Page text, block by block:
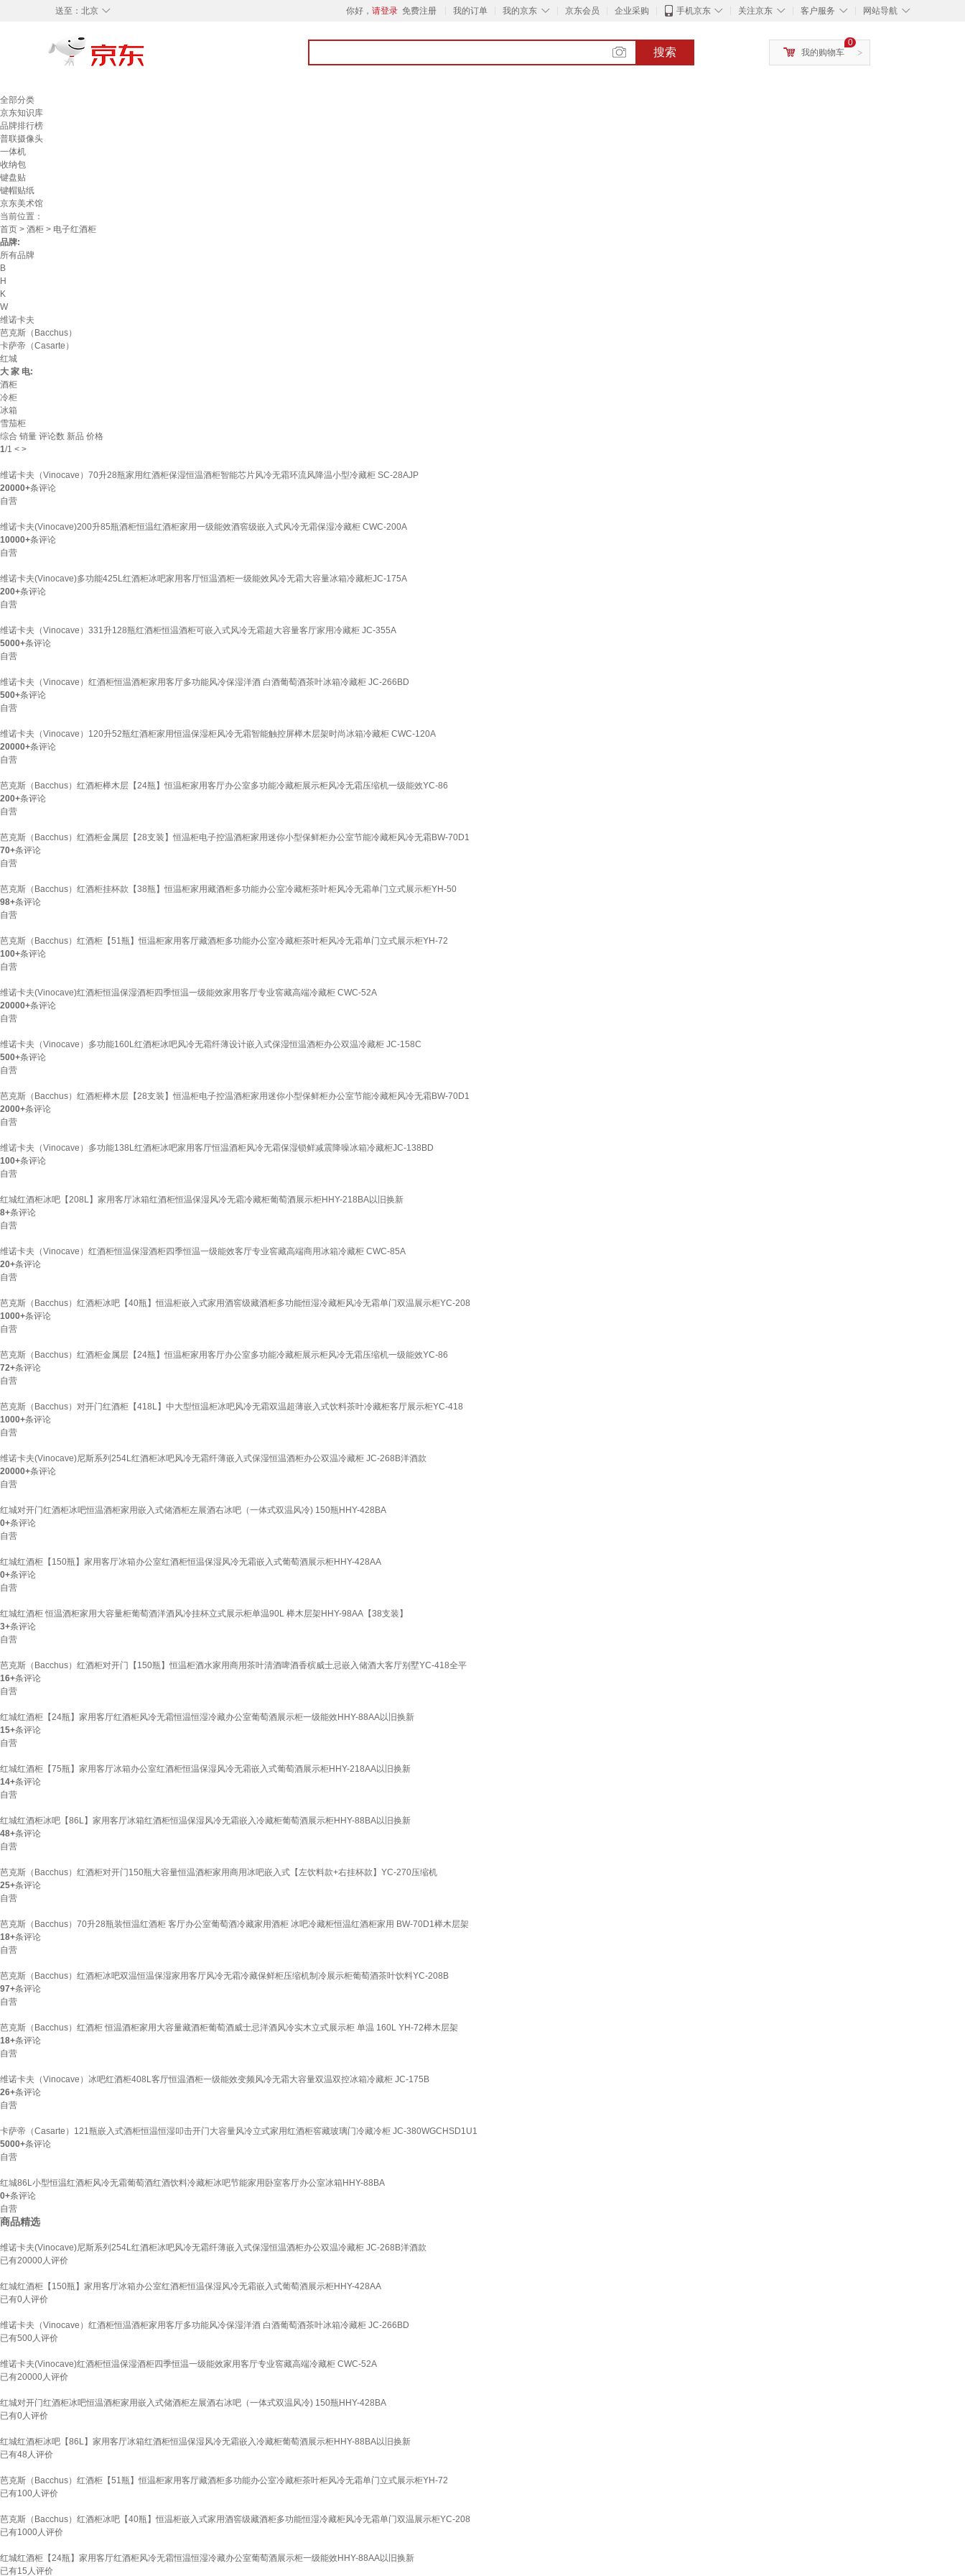
◇
送至： 北京 你好， 请登录 免费注册 我的订单 ◇
我的京东 京东会员 企业采购 ◇
手机京东 ◇
关注京东 ◇
客户服务 ◇
网站导航
搜索 >
0
我的购物车
全部分类
京东知识库
品牌排行榜
普联摄像头
一体机
收纳包
键盘贴
键帽贴纸
京东美术馆
当前位置：
首页 > 酒柜 > 电子红酒柜
品牌:
所有品牌
B
H
K
W
维诺卡夫
芭克斯（Bacchus）
卡萨帝（Casarte）
红城
大 家 电:
酒柜
冷柜
冰箱
雪茄柜
综合 销量 评论数 新品 价格
1/1 < >
维诺卡夫（Vinocave）70升28瓶家用红酒柜保湿恒温酒柜智能芯片风冷无霜环流风降温小型冷藏柜 SC-28AJP
20000+条评论
自营
维诺卡夫(Vinocave)200升85瓶酒柜恒温红酒柜家用一级能效酒窖级嵌入式风冷无霜保湿冷藏柜 CWC-200A
10000+条评论
自营
维诺卡夫(Vinocave)多功能425L红酒柜冰吧家用客厅恒温酒柜一级能效风冷无霜大容量冰箱冷藏柜JC-175A
200+条评论
自营
维诺卡夫（Vinocave）331升128瓶红酒柜恒温酒柜可嵌入式风冷无霜超大容量客厅家用冷藏柜 JC-355A
5000+条评论
自营
维诺卡夫（Vinocave）红酒柜恒温酒柜家用客厅多功能风冷保湿洋酒 白酒葡萄酒茶叶冰箱冷藏柜 JC-266BD
500+条评论
自营
维诺卡夫（Vinocave）120升52瓶红酒柜家用恒温保湿柜风冷无霜智能触控屏榉木层架时尚冰箱冷藏柜 CWC-120A
20000+条评论
自营
芭克斯（Bacchus）红酒柜榉木层【24瓶】恒温柜家用客厅办公室多功能冷藏柜展示柜风冷无霜压缩机一级能效YC-86
200+条评论
自营
芭克斯（Bacchus）红酒柜金属层【28支装】恒温柜电子控温酒柜家用迷你小型保鲜柜办公室节能冷藏柜风冷无霜BW-70D1
70+条评论
自营
芭克斯（Bacchus）红酒柜挂杯款【38瓶】恒温柜家用藏酒柜多功能办公室冷藏柜茶叶柜风冷无霜单门立式展示柜YH-50
98+条评论
自营
芭克斯（Bacchus）红酒柜【51瓶】恒温柜家用客厅藏酒柜多功能办公室冷藏柜茶叶柜风冷无霜单门立式展示柜YH-72
100+条评论
自营
维诺卡夫(Vinocave)红酒柜恒温保湿酒柜四季恒温一级能效家用客厅专业窖藏高端冷藏柜 CWC-52A
20000+条评论
自营
维诺卡夫（Vinocave）多功能160L红酒柜冰吧风冷无霜纤薄设计嵌入式保湿恒温酒柜办公双温冷藏柜 JC-158C
500+条评论
自营
芭克斯（Bacchus）红酒柜榉木层【28支装】恒温柜电子控温酒柜家用迷你小型保鲜柜办公室节能冷藏柜风冷无霜BW-70D1
2000+条评论
自营
维诺卡夫（Vinocave）多功能138L红酒柜冰吧家用客厅恒温酒柜风冷无霜保湿锁鲜减震降噪冰箱冷藏柜JC-138BD
100+条评论
自营
红城红酒柜冰吧【208L】家用客厅冰箱红酒柜恒温保湿风冷无霜冷藏柜葡萄酒展示柜HHY-218BA以旧换新
8+条评论
自营
维诺卡夫（Vinocave）红酒柜恒温保湿酒柜四季恒温一级能效客厅专业窖藏高端商用冰箱冷藏柜 CWC-85A
20+条评论
自营
芭克斯（Bacchus）红酒柜冰吧【40瓶】恒温柜嵌入式家用酒窖级藏酒柜多功能恒湿冷藏柜风冷无霜单门双温展示柜YC-208
1000+条评论
自营
芭克斯（Bacchus）红酒柜金属层【24瓶】恒温柜家用客厅办公室多功能冷藏柜展示柜风冷无霜压缩机一级能效YC-86
72+条评论
自营
芭克斯（Bacchus）对开门红酒柜【418L】中大型恒温柜冰吧风冷无霜双温超薄嵌入式饮料茶叶冷藏柜客厅展示柜YC-418
1000+条评论
自营
维诺卡夫(Vinocave)尼斯系列254L红酒柜冰吧风冷无霜纤薄嵌入式保湿恒温酒柜办公双温冷藏柜 JC-268B洋酒款
20000+条评论
自营
红城对开门红酒柜冰吧恒温酒柜家用嵌入式储酒柜左展酒右冰吧（一体式双温风冷) 150瓶HHY-428BA
0+条评论
自营
红城红酒柜【150瓶】家用客厅冰箱办公室红酒柜恒温保湿风冷无霜嵌入式葡萄酒展示柜HHY-428AA
0+条评论
自营
红城红酒柜 恒温酒柜家用大容量柜葡萄酒洋酒风冷挂杯立式展示柜单温90L 榉木层架HHY-98AA【38支装】
3+条评论
自营
芭克斯（Bacchus）红酒柜对开门【150瓶】恒温柜酒水家用商用茶叶清酒啤酒香槟威士忌嵌入储酒大客厅别墅YC-418全平
16+条评论
自营
红城红酒柜【24瓶】家用客厅红酒柜风冷无霜恒温恒湿冷藏办公室葡萄酒展示柜一级能效HHY-88AA以旧换新
15+条评论
自营
红城红酒柜【75瓶】家用客厅冰箱办公室红酒柜恒温保湿风冷无霜嵌入式葡萄酒展示柜HHY-218AA以旧换新
14+条评论
自营
红城红酒柜冰吧【86L】家用客厅冰箱红酒柜恒温保湿风冷无霜嵌入冷藏柜葡萄酒展示柜HHY-88BA以旧换新
48+条评论
自营
芭克斯（Bacchus）红酒柜对开门150瓶大容量恒温酒柜家用商用冰吧嵌入式【左饮料款+右挂杯款】YC-270压缩机
25+条评论
自营
芭克斯（Bacchus）70升28瓶装恒温红酒柜 客厅办公室葡萄酒冷藏家用酒柜 冰吧冷藏柜恒温红酒柜家用 BW-70D1榉木层架
18+条评论
自营
芭克斯（Bacchus）红酒柜冰吧双温恒温保湿家用客厅风冷无霜冷藏保鲜柜压缩机制冷展示柜葡萄酒茶叶饮料YC-208B
97+条评论
自营
芭克斯（Bacchus）红酒柜 恒温酒柜家用大容量藏酒柜葡萄酒威士忌洋酒风冷实木立式展示柜 单温 160L YH-72榉木层架
18+条评论
自营
维诺卡夫（Vinocave）冰吧红酒柜408L客厅恒温酒柜一级能效变频风冷无霜大容量双温双控冰箱冷藏柜 JC-175B
26+条评论
自营
卡萨帝（Casarte）121瓶嵌入式酒柜恒温恒湿叩击开门大容量风冷立式家用红酒柜窖藏玻璃门冷藏冷柜 JC-380WGCHSD1U1
5000+条评论
自营
红城86L小型恒温红酒柜风冷无霜葡萄酒红酒饮料冷藏柜冰吧节能家用卧室客厅办公室冰箱HHY-88BA
0+条评论
自营
商品精选
维诺卡夫(Vinocave)尼斯系列254L红酒柜冰吧风冷无霜纤薄嵌入式保湿恒温酒柜办公双温冷藏柜 JC-268B洋酒款
已有20000人评价
红城红酒柜【150瓶】家用客厅冰箱办公室红酒柜恒温保湿风冷无霜嵌入式葡萄酒展示柜HHY-428AA
已有0人评价
维诺卡夫（Vinocave）红酒柜恒温酒柜家用客厅多功能风冷保湿洋酒 白酒葡萄酒茶叶冰箱冷藏柜 JC-266BD
已有500人评价
维诺卡夫(Vinocave)红酒柜恒温保湿酒柜四季恒温一级能效家用客厅专业窖藏高端冷藏柜 CWC-52A
已有20000人评价
红城对开门红酒柜冰吧恒温酒柜家用嵌入式储酒柜左展酒右冰吧（一体式双温风冷) 150瓶HHY-428BA
已有0人评价
红城红酒柜冰吧【86L】家用客厅冰箱红酒柜恒温保湿风冷无霜嵌入冷藏柜葡萄酒展示柜HHY-88BA以旧换新
已有48 人评价
芭克斯（Bacchus）红酒柜【51瓶】恒温柜家用客厅藏酒柜多功能办公室冷藏柜茶叶柜风冷无霜单门立式展示柜YH-72
已有100人评价
芭克斯（Bacchus）红酒柜冰吧【40瓶】恒温柜嵌入式家用酒窖级藏酒柜多功能恒湿冷藏柜风冷无霜单门双温展示柜YC-208
已有1000人评价
红城红酒柜【24瓶】家用客厅红酒柜风冷无霜恒温恒湿冷藏办公室葡萄酒展示柜一级能效HHY-88AA以旧换新
已有15 人评价